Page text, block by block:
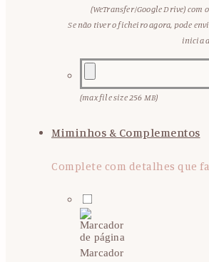
(WeTransfer/Google Drive) com
Se não tiver o ficheiro agora, pode
inicia
(max file size 256 MB)
Miminhos & Complementos
Complete com detalhes que
Marcador